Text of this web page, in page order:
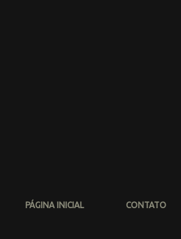
PÁGINA INICIAL CONTATO